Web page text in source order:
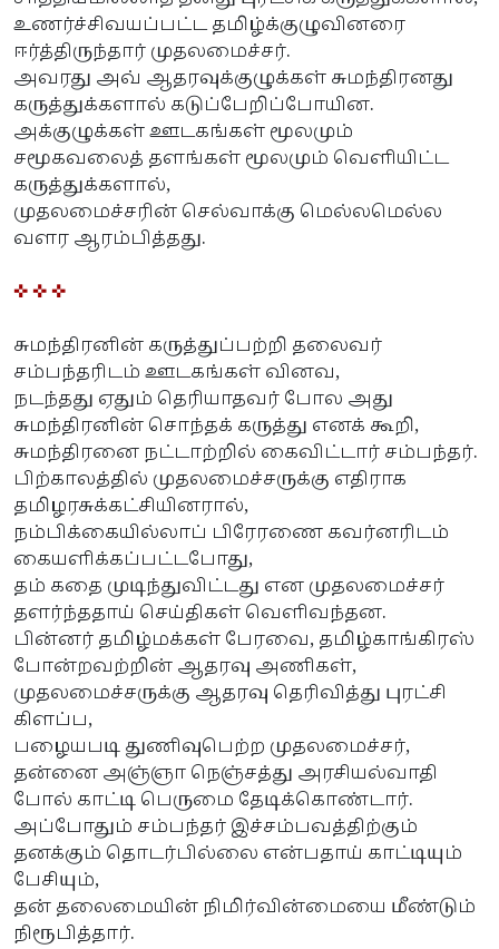
உணர்ச்சிவயப்பட்ட தமிழ்க்குழுவினரை
ஈர்த்திருந்தார் முதலமைச்சர்.
அவரது அவ் ஆதரவுக்குழுக்கள் சுமந்திரனது
கருத்துக்களால் கடுப்பேறிப்போயின.
அக்குழுக்கள் ஊடகங்கள் மூலமும்
சமூகவலைத் தளங்கள் மூலமும் வெளியிட்ட
கருத்துக்களால்,
முதலமைச்சரின் செல்வாக்கு மெல்லமெல்ல
வளர ஆரம்பித்தது.
✜ ✜ ✜
சுமந்திரனின் கருத்துப்பற்றி தலைவர்
சம்பந்தரிடம் ஊடகங்கள் வினவ,
நடந்தது ஏதும் தெரியாதவர் போல அது
சுமந்திரனின் சொந்தக் கருத்து எனக் கூறி,
சுமந்திரனை நட்டாற்றில் கைவிட்டார் சம்பந்தர்.
பிற்காலத்தில் முதலமைச்சருக்கு எதிராக
தமிழரசுக்கட்சியினரால்,
நம்பிக்கையில்லாப் பிரேரணை கவர்னரிடம்
கையளிக்கப்பட்டபோது,
தம் கதை முடிந்துவிட்டது என முதலமைச்சர்
தளர்ந்ததாய் செய்திகள் வெளிவந்தன.
பின்னர் தமிழ்மக்கள் பேரவை, தமிழ்காங்கிரஸ்
போன்றவற்றின் ஆதரவு அணிகள்,
முதலமைச்சருக்கு ஆதரவு தெரிவித்து புரட்சி
கிளப்ப,
பழையபடி துணிவுபெற்ற முதலமைச்சர்,
தன்னை அஞ்ஞா நெஞ்சத்து அரசியல்வாதி
போல் காட்டி பெருமை தேடிக்கொண்டார்.
அப்போதும் சம்பந்தர் இச்சம்பவத்திற்கும்
தனக்கும் தொடர்பில்லை என்பதாய் காட்டியும்
பேசியும்,
தன் தலைமையின் நிமிர்வின்மையை மீண்டும்
நிரூபித்தார்.